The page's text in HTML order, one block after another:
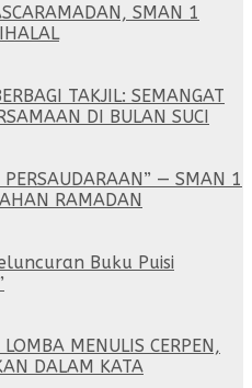
SMAN 1
TAKJIL: SEMANGAT
DI BULAN SUCI
— SMAN 1
RAMADAN
Buku Puisi
MENULIS CERPEN,
DALAM KATA